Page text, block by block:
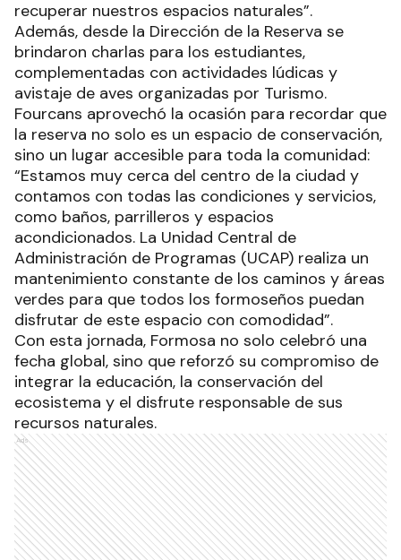
recuperar nuestros espacios naturales”.
Además, desde la Dirección de la Reserva se
brindaron charlas para los estudiantes,
complementadas con actividades lúdicas y
avistaje de aves organizadas por Turismo.
Fourcans aprovechó la ocasión para recordar que
la reserva no solo es un espacio de conservación,
sino un lugar accesible para toda la comunidad:
“Estamos muy cerca del centro de la ciudad y
contamos con todas las condiciones y servicios,
como baños, parrilleros y espacios
acondicionados. La Unidad Central de
Administración de Programas (UCAP) realiza un
mantenimiento constante de los caminos y áreas
verdes para que todos los formoseños puedan
disfrutar de este espacio con comodidad”.
Con esta jornada, Formosa no solo celebró una
fecha global, sino que reforzó su compromiso de
integrar la educación, la conservación del
ecosistema y el disfrute responsable de sus
recursos naturales.
Ads